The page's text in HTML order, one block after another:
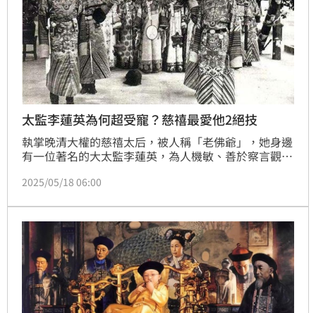
太監李蓮英為何超受寵？慈禧最愛他2絕技
執掌晚清大權的慈禧太后，被人稱「老佛爺」，她身邊
有一位著名的大太監李蓮英，為人機敏、善於察言觀
被拍成電影及電視劇。事實上，李蓮英並非一開始就受
邊不可或缺的人！綜觀清朝以來，李蓮英可以說是一人
之下、萬人之上的「大太監」。
2025/05/18 06:00